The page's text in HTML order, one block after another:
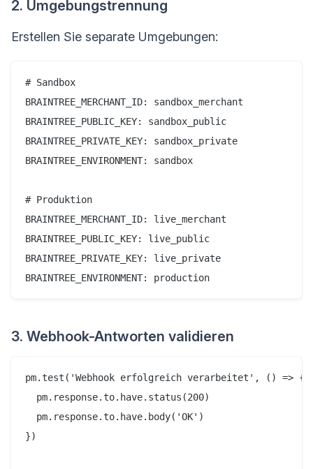
2. Umgebungstrennung
Erstellen Sie separate Umgebungen:
# Sandbox
BRAINTREE_MERCHANT_ID: sandbox_merchant
BRAINTREE_PUBLIC_KEY: sandbox_public
BRAINTREE_PRIVATE_KEY: sandbox_private
BRAINTREE_ENVIRONMENT: sandbox
# Produktion
BRAINTREE_MERCHANT_ID: live_merchant
BRAINTREE_PUBLIC_KEY: live_public
BRAINTREE_PRIVATE_KEY: live_private
3. Webhook-Antworten validieren
pm.test('Webhook erfolgreich verarbeitet', () => {
  pm.response.to.have.status(200)
  pm.response.to.have.body('OK')
})